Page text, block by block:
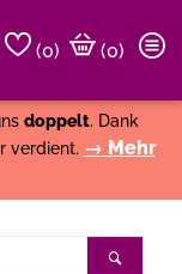
(0)
(0)
doppelt. Dank
verdient. → Mehr